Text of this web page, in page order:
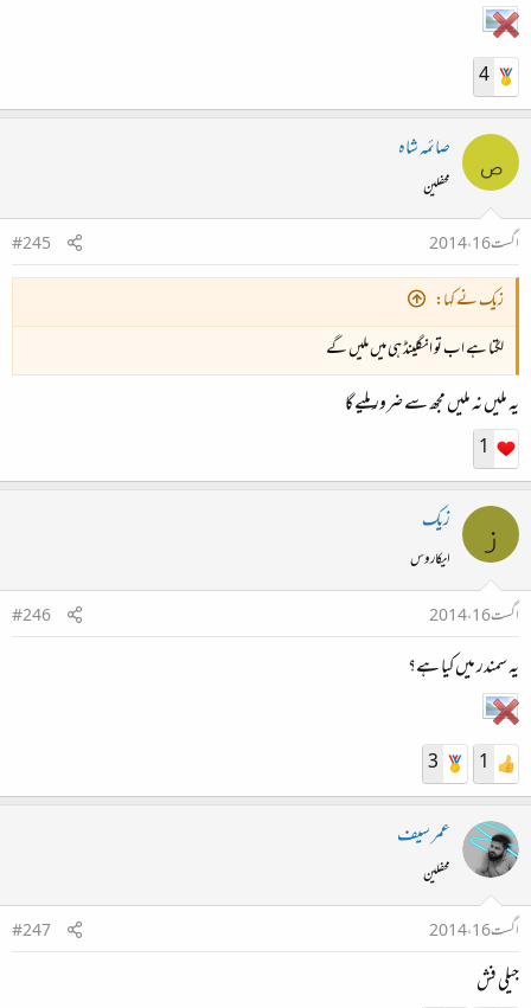
4
ص صائمہ شاہ
محفلین
اگست 16، 2014
#245
زیک نے کہا:
لگتا ہے اب تو انگلینڈ ہی میں ملیں گے
یہ ملیں نہ ملیں مجھ سے ضرور ملیے گا
1
ز زیک
ایکاروس
اگست 16، 2014
#246
یہ سمندر میں کیا ہے؟
1
3
عمر سیف
محفلین
اگست 16، 2014
#247
جیلی فش